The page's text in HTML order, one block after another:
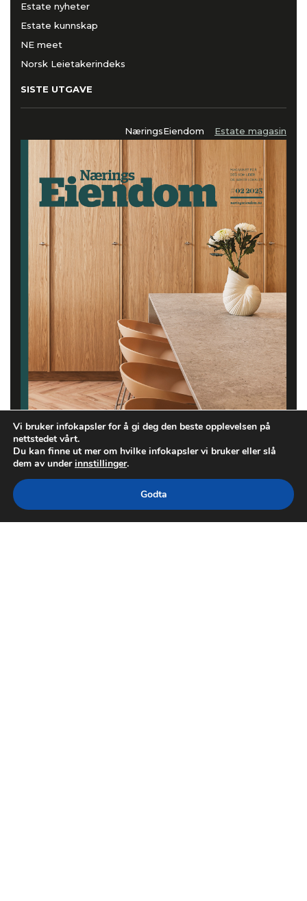
Estate nyheter
Estate kunnskap
NE meet
Norsk Leietakerindeks
SISTE UTGAVE
NæringsEiendom Estate magasin
Vi bruker infokapsler for å gi deg den beste opplevelsen på
nettstedet vårt.
Du kan finne ut mer om hvilke infokapsler vi bruker eller slå
dem av underinnstillinger.
Godta